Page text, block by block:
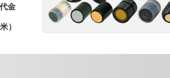
金
）